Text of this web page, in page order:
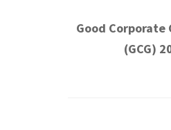
Good Corporate
(GCG)